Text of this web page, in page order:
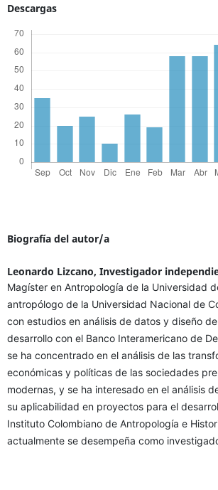
Descargas
Biografía del autor/a
Leonardo Lizcano, Investigador
Magíster en Antropología de la Universidad
antropólogo de la Universidad Nacional de
con estudios en análisis de datos y diseño
desarrollo con el Banco Interamericano de
se ha concentrado en el análisis de las
económicas y políticas de las sociedades
modernas, y se ha interesado en el análisis
su aplicabilidad en proyectos para el
Instituto Colombiano de Antropología e
actualmente se desempeña como